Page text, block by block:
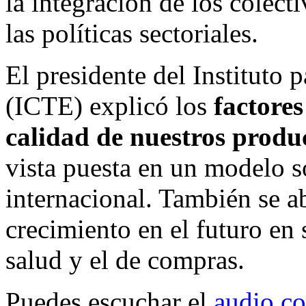
las políticas sectoriales.
El presidente del Instituto
(ICTE) explicó los
calidad de nuestros
vista puesta en un modelo
internacional. También se
crecimiento en el futuro en
salud y el de compras.